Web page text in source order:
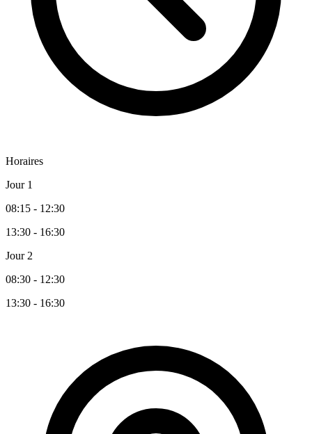
Horaires
Jour 1
08:15 - 12:30
13:30 - 16:30
Jour 2
08:30 - 12:30
13:30 - 16:30